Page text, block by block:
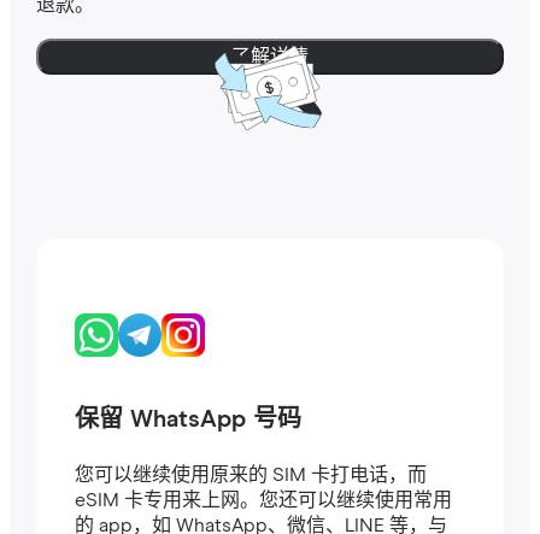
退款。
了解详情
保留 WhatsApp 号码
您可以继续使用原来的 SIM 卡打电话，而
eSIM 卡专用来上网。您还可以继续使用常用
的 app，如 WhatsApp、微信、LINE 等，与